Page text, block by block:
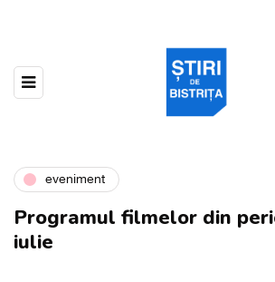
eveniment
Programul filmelor din
iulie